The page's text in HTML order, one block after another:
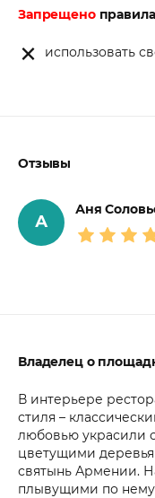
Запрещено
использовать
Отзывы
А
Аня
Владелец о
В интерьере
стиля –
любовью украсили
цветущими
святынь Армении.
плывущими по нему